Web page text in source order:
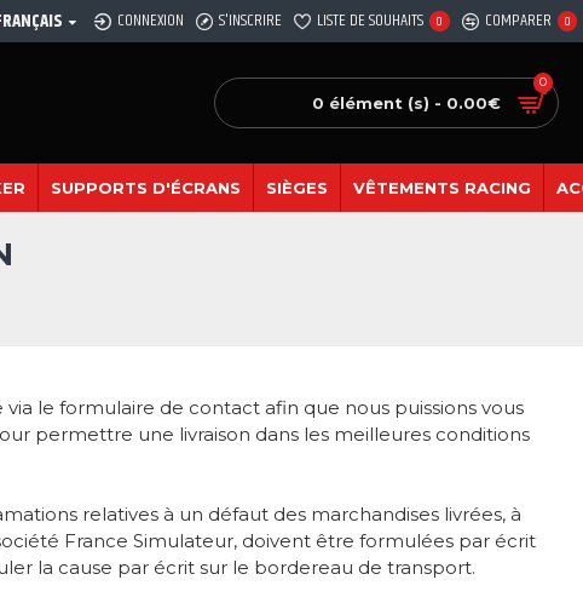
CONNEXION S'INSCRIRE LISTE DE SOUHAITS 0 COMPARER 0
0 élément (s) - 0.00€
0
SUPPORTS D'ÉCRANS SIÈGES VÊTEMENTS RACING
le formulaire de contact afin que nous puissions vous
permettre une livraison dans les meilleures conditions
relatives à un défaut des marchandises livrées, à
France Simulateur, doivent être formulées par écrit
la cause par écrit sur le bordereau de transport.